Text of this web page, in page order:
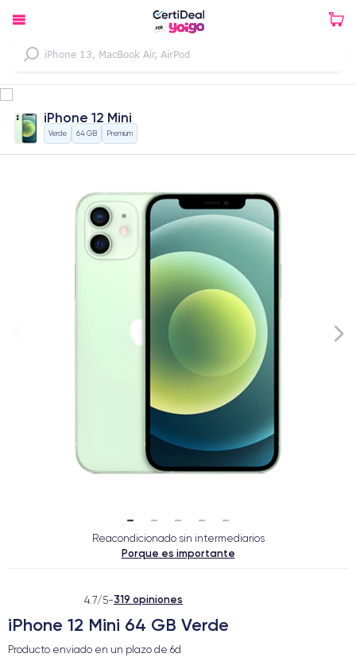
iPhone 12 Mini
Verde 64 GB Premium
Reacondicionado sin intermediarios
Porque es importante
4.7/5-319 opiniones
iPhone 12 Mini 64 GB Verde
Producto enviado en un plazo de 6d